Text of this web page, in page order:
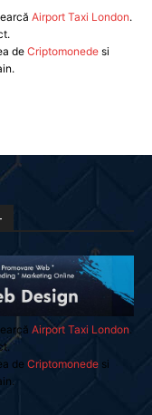
Airport Taxi London.
de Criptomonedesi
Airport Taxi London
de Criptomonedesi